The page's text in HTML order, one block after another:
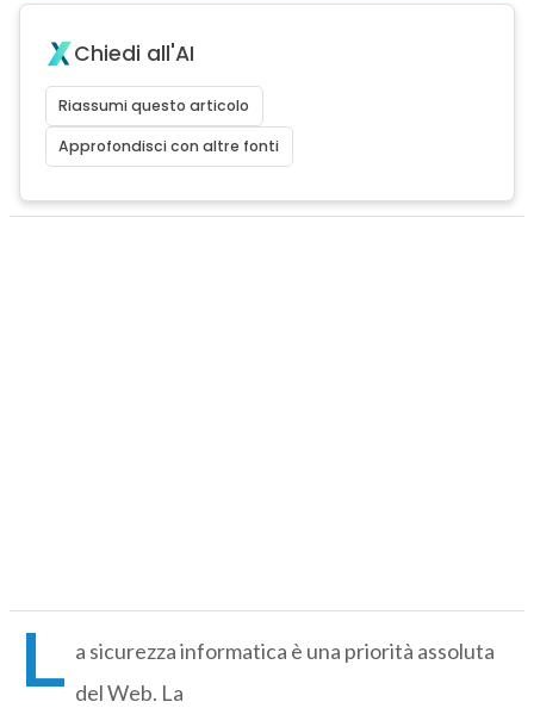
Chiedi all'AI
Riassumi questo articolo
Approfondisci con altre fonti
L a sicurezza informatica è una priorità assoluta
del Web. La